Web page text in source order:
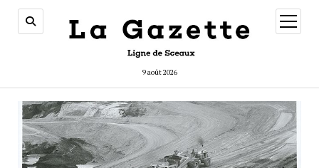
9 août 2026
ouvrir
menu